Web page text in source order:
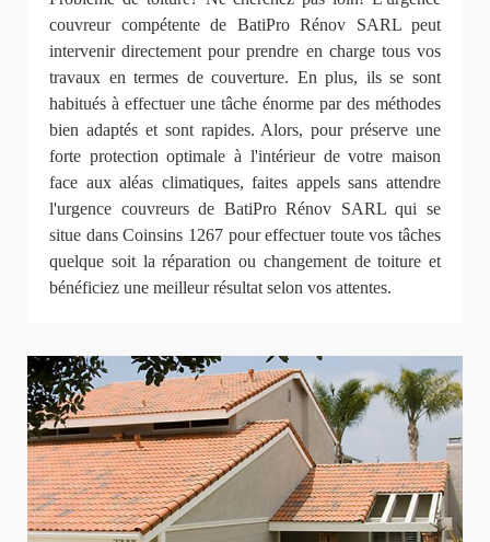
couvreur compétente de BatiPro Rénov SARL peut
intervenir directement pour prendre en charge tous vos
travaux en termes de couverture. En plus, ils se sont
habitués à effectuer une tâche énorme par des méthodes
bien adaptés et sont rapides. Alors, pour préserve une
forte protection optimale à l'intérieur de votre maison
face aux aléas climatiques, faites appels sans attendre
l'urgence couvreurs de BatiPro Rénov SARL qui se
situe dans Coinsins 1267 pour effectuer toute vos tâches
quelque soit la réparation ou changement de toiture et
bénéficiez une meilleur résultat selon vos attentes.